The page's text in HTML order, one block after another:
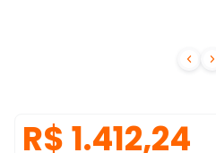
 
R$ 1.412,24